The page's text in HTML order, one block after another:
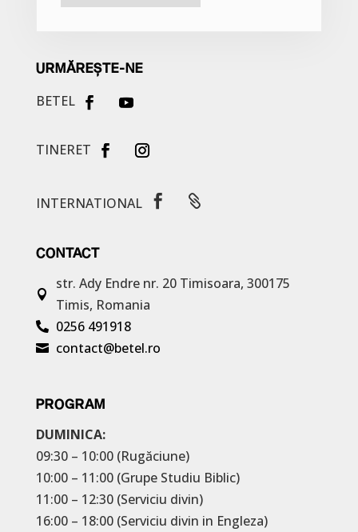
URMĂREȘTE-NE
BETEL
TINERET
INTERNATIONAL  
CONTACT

str. Ady Endre nr. 20 Timisoara, 300175
Timis, Romania
 0256 491918
 contact@betel.ro
PROGRAM
DUMINICA:
09:30 – 10:00 (Rugăciune)
10:00 – 11:00 (Grupe Studiu Biblic)
11:00 – 12:30 (Serviciu divin)
16:00 – 18:00 (Serviciu divin in Engleza)